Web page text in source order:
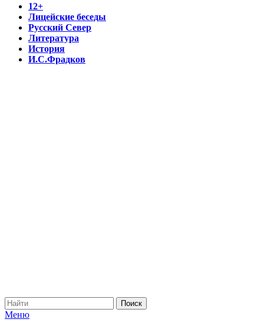
12+
Лицейские беседы
Русский Север
Литература
История
И.С.Фрадков
Меню